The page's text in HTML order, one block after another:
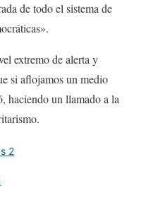
de todo el sistema de
extremo de alerta y
si aflojamos un medio
haciendo un llamado a la
2